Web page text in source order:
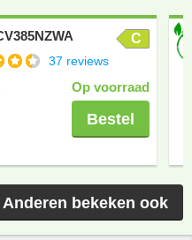
C
37 reviews
Op voorraad
Bestel
Anderen bekeken ook